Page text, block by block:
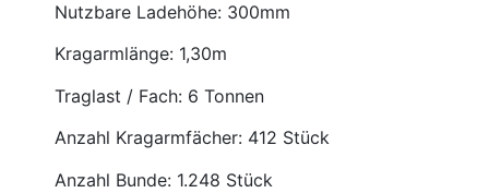
Nutzbare Ladehöhe: 300mm
Kragarmlänge: 1,30m
Traglast / Fach: 6 Tonnen
Anzahl Kragarmfächer: 412 Stück
Anzahl Bunde: 1.248 Stück